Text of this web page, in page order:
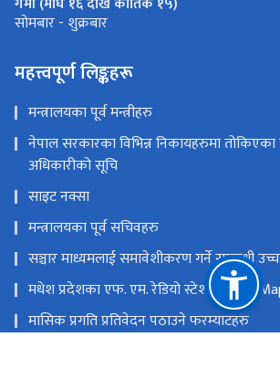
सोमबार - शुक्रबार
महत्त्वपूर्ण लिङ्कहरू
मन्त्रालयका पूर्व मन्त्रीहरु
नेपाल सरकारका विभिन्न निकायहरुमा तोकिएका
अधिकारीको सूचि
साइट नक्सा
मन्त्रालयका पूर्व सचिवहरु
सञ्चार माध्यमलाई समावेशीकरण गर्ने सम्बन्धी
मधेश प्रदेशका एफ. एम. रेडियो स्टेशनको GIS
मासिक प्रगति प्रतिवेदन पठाउने फरम्याटहरु